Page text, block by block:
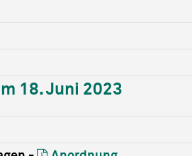
18. Juni 2023